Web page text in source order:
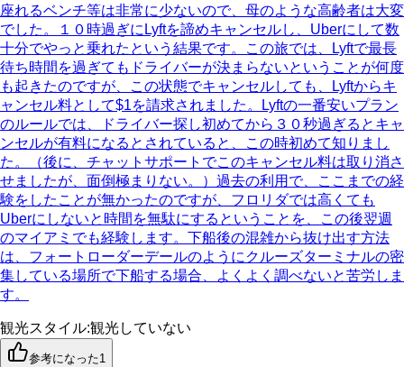
座れるベンチ等は非常に少ないので、母のような高齢者は大変
でした。１０時過ぎにLyftを諦めキャンセルし、Uberにして数
十分でやっと乗れたという結果です。この旅では、Lyftで最長
待ち時間を過ぎてもドライバーが決まらないということが何度
も起きたのですが、この状態でキャンセルしても、Lyftからキ
ャンセル料として$1を請求されました。Lyftの一番安いプラン
のルールでは、ドライバー探し初めてから３０秒過ぎるとキャ
ンセルが有料になるとされていると、この時初めて知りまし
た。（後に、チャットサポートでこのキャンセル料は取り消さ
せましたが、面倒極まりない。）過去の利用で、ここまでの経
験をしたことが無かったのですが、フロリダでは高くても
Uberにしないと時間を無駄にするということを、この後翌週
のマイアミでも経験します。下船後の混雑から抜け出す方法
は、フォートローダーデールのようにクルーズターミナルの密
集している場所で下船する場合、よくよく調べないと苦労しま
す。
観光スタイル:観光していない
参考になった1